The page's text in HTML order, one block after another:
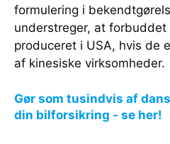
formulering i
understreger, at
produceret i USA, hvis de
af kinesiske virksomheder.
Gør som tusindvis af
din bilforsikring - se her!